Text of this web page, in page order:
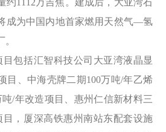
约1112万吉焦。建成后，大亚湾石
成为中国内地首家燃用天然气—氢
包括汇智科技公司大亚湾液晶显
目、中海壳牌二期100万吨/年乙烯
/年改造项目、惠州仁信新材料三
，厦深高铁惠州南站东配套设施